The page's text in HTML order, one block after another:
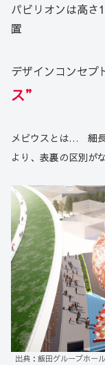
パビリオンは高さ
置
デザインコンセプ
ス”
メビウスとは… 細長
より、表裏の区別が
出典：飯田グループホー